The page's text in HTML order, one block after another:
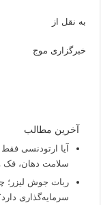
به نقل از
خبرگزاری موج
آخرین مطالب
آیا ارتودنسی فقط
سلامت دهان، فک
ربات جوش لیزر؛
سرمایه‌گذاری